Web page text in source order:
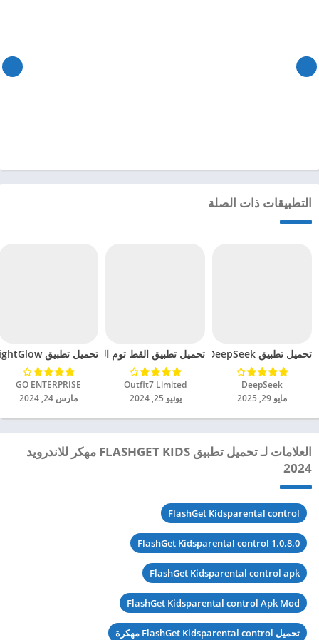
التطبيقات ذات الصلة
تحميل تطبيق DeepSeek مهكر للاندرويد 2025
DeepSeek‏
مايو 29, 2025
تحميل تطبيق القط توم المتكلم 2 مهكرة للاندرويد 2024
Outfit7 Limited‏
يونيو 25, 2024
تحميل تطبيق BrightGlow مهكر للاندرويد 2024
GO ENTERPRISE‏
مارس 24, 2024
العلامات لـ تحميل تطبيق FLASHGET KIDS مهكر للاندرويد
2024
FlashGet Kidsparental control
FlashGet Kidsparental control 1.0.8.0
FlashGet Kidsparental control apk
FlashGet Kidsparental control Apk Mod
تحميل FlashGet Kidsparental control مهكرة